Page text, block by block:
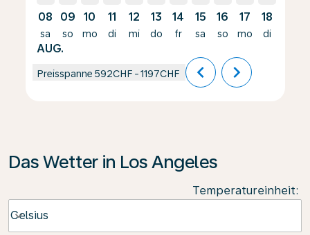
08
sa
AUG.
09
so
10
mo
11
di
12
mi
13
do
14
fr
15
sa
16
so
17
mo
18
di
Preisspanne 592CHF -1197CHF chevron_left chevron_right
Das Wetter in Los Angeles
Temperatureinheit:
Celsius
keyboard_arrow_down